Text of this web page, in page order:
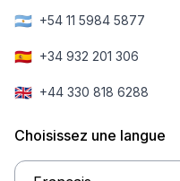
🇦🇷 +54 11 5984 5877
🇪🇸 +34 932 201 306
🇬🇧 +44 330 818 6288
Choisissez une langue